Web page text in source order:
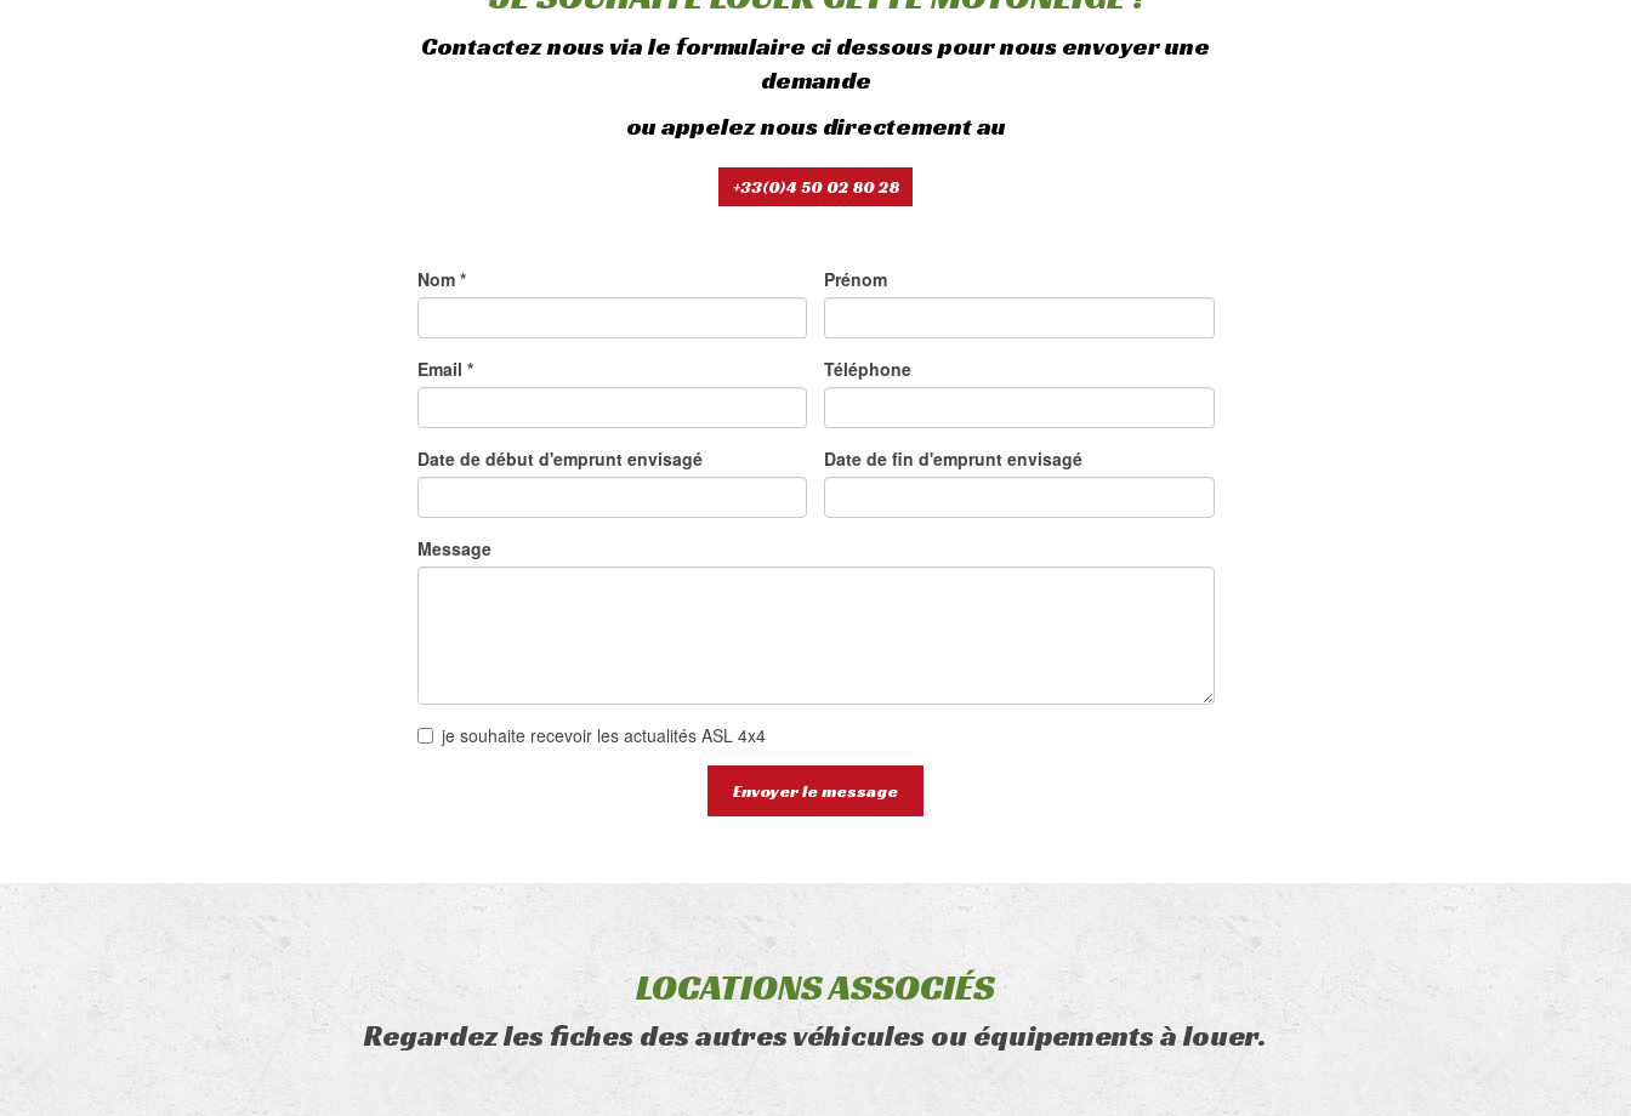
Contactez nous via le formulaire ci dessous pour nous envoyer une
demande
ou appelez nous directement au
+33(0)4 50 02 80 28
Nom * Prénom
Email * Téléphone
Date de début d'emprunt envisagé Date de fin d'emprunt envisagé
Message
je souhaite recevoir les actualités ASL 4x4
Envoyer le message
LOCATIONS ASSOCIÉS
Regardez les fiches des autres véhicules ou équipements à louer.